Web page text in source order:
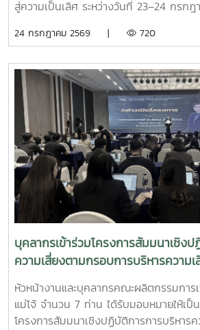
สู่ความเป็นเลิศ ระหว่างวันที่ 23–24 กรก
รายงานการประเมินตนเอง (Self
(EdPEx) ประจำปีการศึกษา 2568 ณ ห้อง
น้อย 2 ชั้น 2 อาคารเฉลิมพระเกียรติสมเ
เตรียมความพร้อมและพัฒนาคุณภาพราย
ให้มีความสมบูรณ์ สอดคล้องกับเกณฑ์
กระบวนการประเมิน การจัดกิจกรรมในค
รองศาสตราจารย์ ดร.สมเกียรติ อินทสิงห์
ศาสตราจารย์ ดร.น้ำผึ้ง อินทะเนตร เป็นวิ
และร่วมวิพากษ์รายงานการประเมินตนเองอ
ถ่ายทอดแนวคิด แนวทาง และประสบการ
ให้มีความครบถ้วน เชื่อมโยงกระบวนการ
ตามเกณฑ์ EdPEx อย่างเป็นระบบ โอกาส
ดร.พุฒิสรรค์ เครือคำ คณบดีคณะผลิตกร
ด้วยคณะผู้บริหาร และบุคลากรผู้รับผิดชอ
ได้ร่วมแลกเปลี่ยนความคิดเห็น รับฟังข้อเ
เนื้อหารายงาน เพื่อสะท้อนศักยภาพและผลก
คณะได้อย่างมีประสิทธิภาพ พร้อมนำข้อเส
24 กรกฎาคม 2569 | 720
บุคลากรเข้าร่วมโครงการสัมมนาเชิง
ความเสี่ยงตามกรอบการบริหารความ
กับกลยุทธ์และผลการปฏิบัติงานของอ
แม่โจ้ ประจำปีงบประมาณ 2569
หัวหน้างานและบุคลากรคณะผลิตกรรมกา
แม่โจ้ จำนวน 7 ท่าน ได้รับมอบหมายให้เป็
โครงการสัมมนาเชิงปฏิบัติการการบริหาร